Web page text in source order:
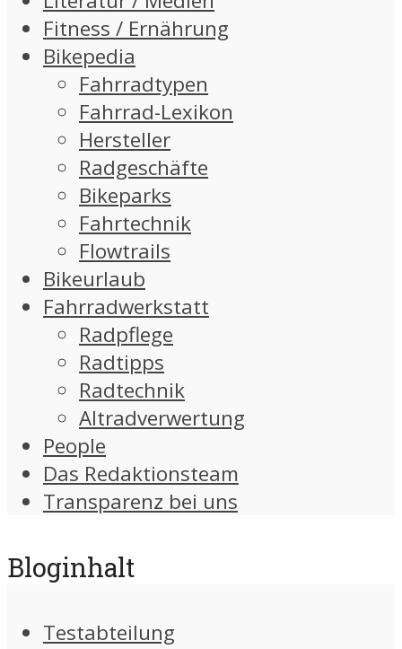
Fitness / Ernährung
Bikepedia
Fahrradtypen
Fahrrad-Lexikon
Hersteller
Radgeschäfte
Bikeparks
Fahrtechnik
Flowtrails
Bikeurlaub
Fahrradwerkstatt
Radpflege
Radtipps
Radtechnik
Altradverwertung
People
Das Redaktionsteam
Transparenz bei uns
Bloginhalt
Testabteilung